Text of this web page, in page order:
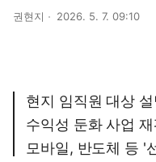
권현지 2026. 5. 7. 09:10
현지 임직원 대상
수익성 둔화 사업 재
모바일, 반도체 등 '